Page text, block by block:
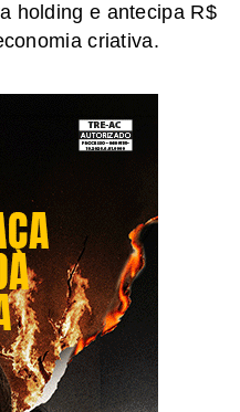
holding e antecipa R$
criativa.